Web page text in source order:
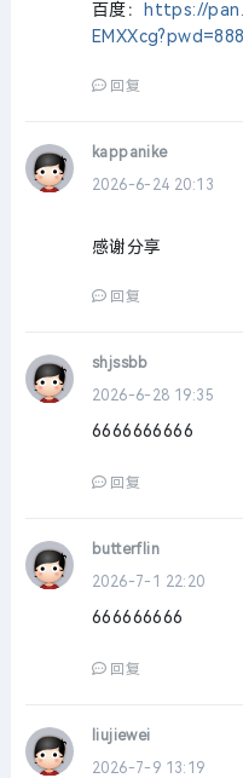
百度：
https://
回复
kappanike
2026-6-24 20:13
感谢分享
回复
shjssbb
2026-6-28 19:35
6666666666
回复
butterflin
2026-7-1 22:20
666666666
回复
liujiewei
2026-7-9 13:19